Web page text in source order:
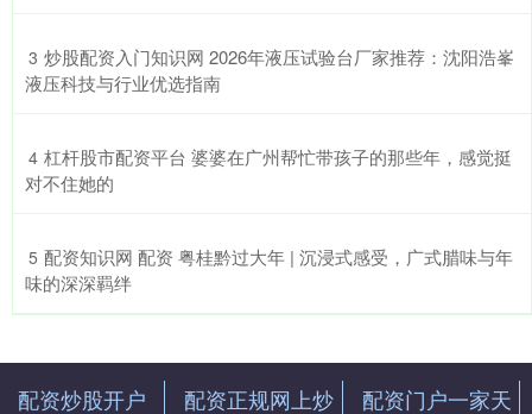
3 ​炒股配资入门知识网 2026年液压试验台厂家推荐：沈阳浩峯
液压科技与行业优选指南
4 ​杠杆股市配资平台 婆婆在广州帮忙带孩子的那些年，感觉挺
对不住她的
5 ​配资知识网 配资 粤桂黔过大年 | 沉浸式感受，广式腊味与年
味的深深羁绊
配资炒股开户 配资正规网上炒 配资门户一家天